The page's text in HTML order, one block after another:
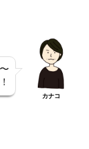
カナコ